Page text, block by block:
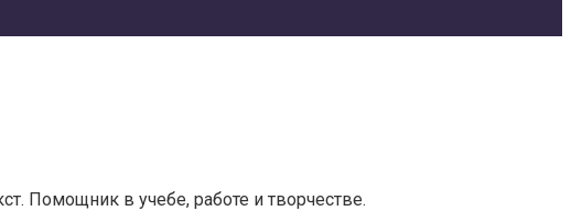
Помощник в учебе, работе и творчестве.